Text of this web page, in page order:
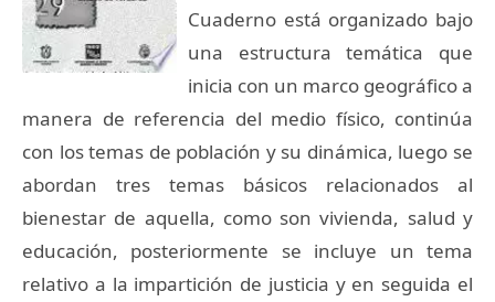
Cuaderno está organizado bajo
una estructura temática que
inicia con un marco geográfico a
manera de referencia del medio físico, continúa
con los temas de población y su dinámica, luego se
abordan tres temas básicos relacionados al
bienestar de aquella, como son vivienda, salud y
educación, posteriormente se incluye un tema
relativo a la impartición de justicia y en seguida el